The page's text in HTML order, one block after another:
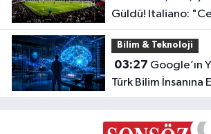
Güldü! Italiano:
Karşılığını Aldık"
Bilim & Teknoloji
03:27
Türk Bilim İnsanına